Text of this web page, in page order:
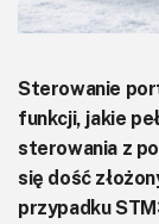
Sterowanie
funkcji, jakie
sterowania z
się dość
przypadku